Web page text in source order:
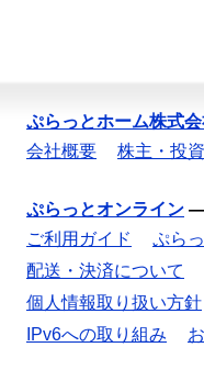
ぷらっとホーム株式
会社概要
株主・投
ぷらっとオンライン
ご利用ガイド
ぷら
配送・決済について
個人情報取り扱い方針
IPv6への取り組み